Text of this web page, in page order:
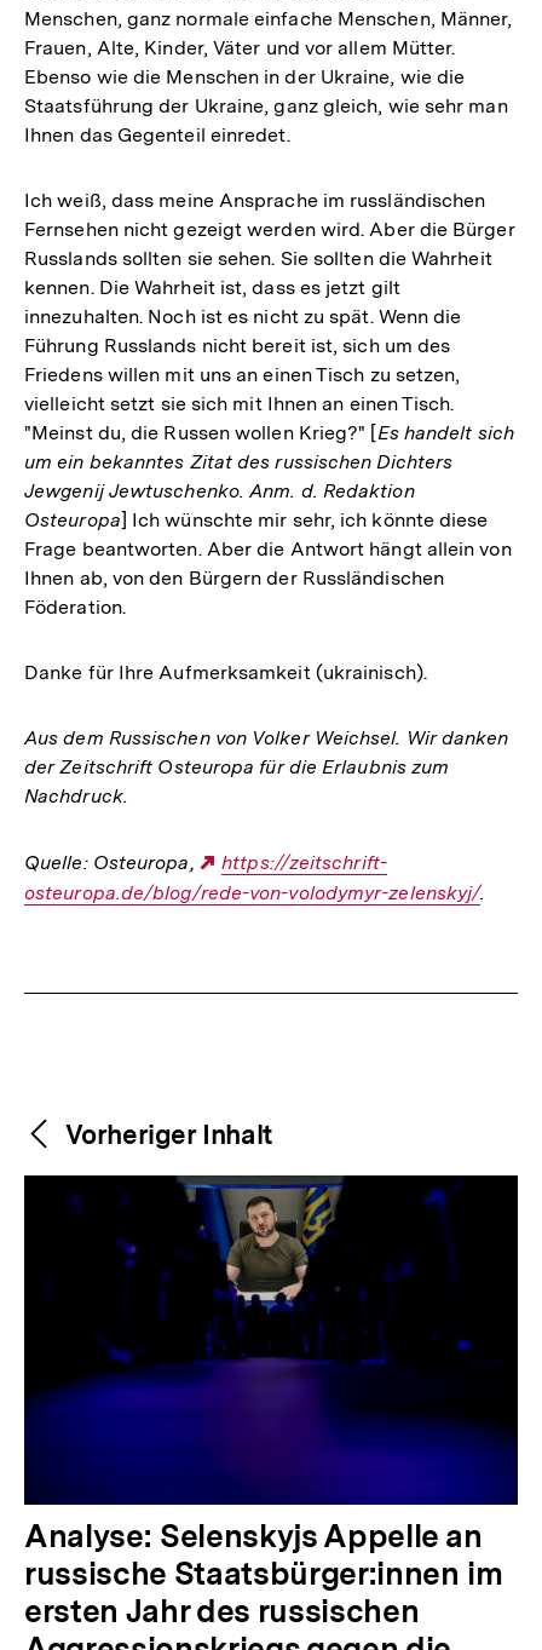
Menschen, ganz normale einfache Menschen, Männer,
Frauen, Alte, Kinder, Väter und vor allem Mütter.
Ebenso wie die Menschen in der Ukraine, wie die
Staatsführung der Ukraine, ganz gleich, wie sehr man
Ihnen das Gegenteil einredet.
Ich weiß, dass meine Ansprache im russländischen
Fernsehen nicht gezeigt werden wird. Aber die Bürger
Russlands sollten sie sehen. Sie sollten die Wahrheit
kennen. Die Wahrheit ist, dass es jetzt gilt
innezuhalten. Noch ist es nicht zu spät. Wenn die
Führung Russlands nicht bereit ist, sich um des
Friedens willen mit uns an einen Tisch zu setzen,
vielleicht setzt sie sich mit Ihnen an einen Tisch.
"Meinst du, die Russen wollen Krieg?" [Es handelt sich
um ein bekanntes Zitat des russischen Dichters
Jewgenij Jewtuschenko. Anm. d. Redaktion
Osteuropa] Ich wünschte mir sehr, ich könnte diese
Frage beantworten. Aber die Antwort hängt allein von
Ihnen ab, von den Bürgern der Russländischen
Föderation.
Danke für Ihre Aufmerksamkeit (ukrainisch).
Aus dem Russischen von Volker Weichsel. Wir danken
der Zeitschrift Osteuropa für die Erlaubnis zum
Nachdruck.
Quelle: Osteuropa,
Externer
Link:
https://zeitschrift-
osteuropa.de/blog/rede-von-volodymyr-zelenskyj/.
Weitere
Inhalte
Content-
Navigation
Vorheriger Inhalt
V
o
r
Analyse: Selenskyjs Appelle an
russische Staatsbürger:innen im
ersten Jahr des russischen